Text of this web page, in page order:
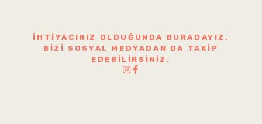
İHTIYACINIZ OLDUĞUNDA BURADAYIZ.
BIZI SOSYAL MEDYADAN DA TAKIP
EDEBILIRSINIZ.